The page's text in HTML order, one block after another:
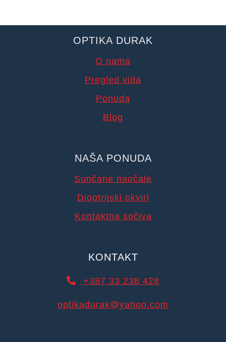
OPTIKA DURAK
O nama
Pregled vida
Ponuda
Blog
NAŠA PONUDA
Sunčane naočale
Dioptrijski okviri
Kontaktna sočiva
KONTAKT
+387 33 238 428
optikadurak@yahoo.com